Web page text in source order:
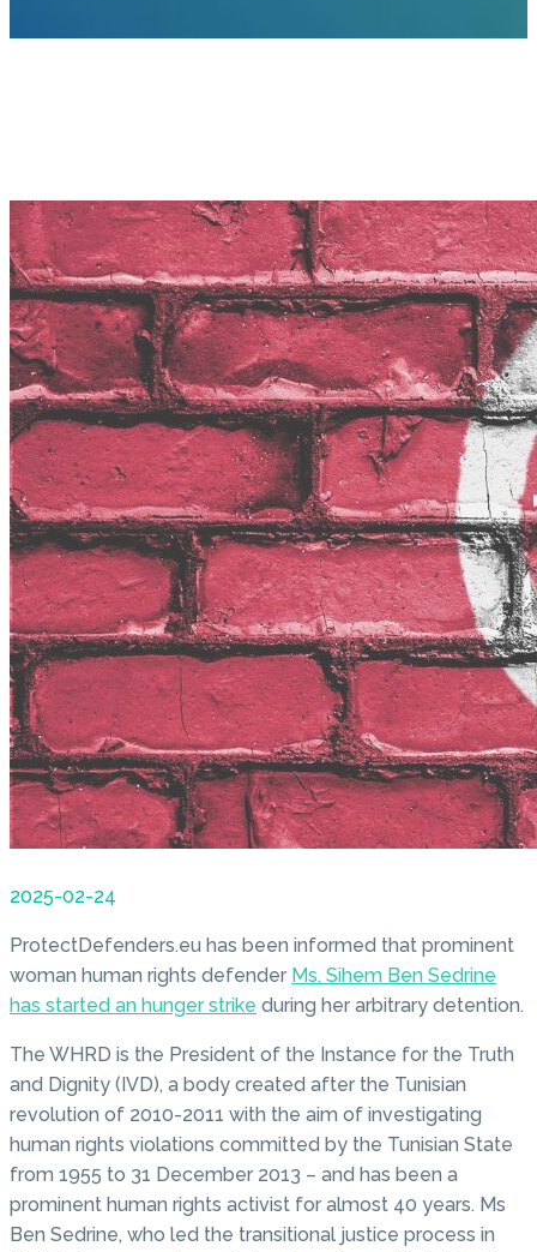
2025-02-24
ProtectDefenders.eu has been informed that prominent
woman human rights defender Ms. Sihem Ben Sedrine
has started an hunger strike during her arbitrary detention.
The WHRD is the President of the Instance for the Truth
and Dignity (IVD), a body created after the Tunisian
revolution of 2010-2011 with the aim of investigating
human rights violations committed by the Tunisian State
from 1955 to 31 December 2013 – and has been a
prominent human rights activist for almost 40 years. Ms
Ben Sedrine, who led the transitional justice process in